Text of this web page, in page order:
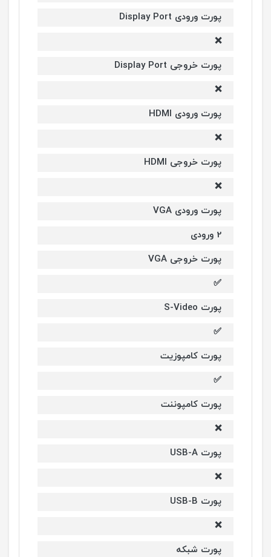
پورت ورودی Display Port
❌
پورت خروجی Display Port
❌
پورت ورودی HDMI
❌
پورت خروجی HDMI
❌
پورت ورودی VGA
2 ورودی
پورت خروجی VGA
✅
پورت S-Video
✅
پورت کامپوزیت
✅
پورت کامپوننت
❌
پورت USB-A
❌
پورت USB-B
❌
پورت شبکه